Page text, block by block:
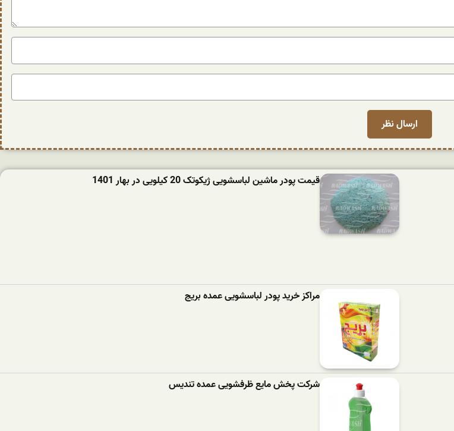
قیمت پودر ماشین لباسشویی ژیکوتک 20 کیلویی در بهار 1401
مراکز خرید پودر لباسشویی عمده بریج
شرکت پخش مایع ظرفشویی عمده تندیس